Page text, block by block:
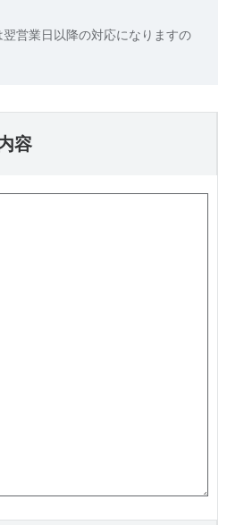
営業日以降の対応になりますの
容